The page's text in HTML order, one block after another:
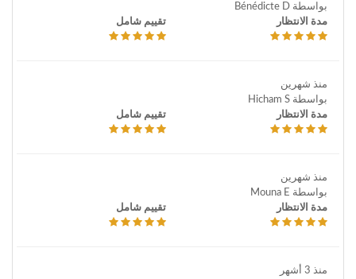
بواسطة Bénédicte D
مدة الانتظار
تقييم شامل
منذ شهرين
بواسطة Hicham S
مدة الانتظار
تقييم شامل
منذ شهرين
بواسطة Mouna E
مدة الانتظار
تقييم شامل
منذ 3 أشهر